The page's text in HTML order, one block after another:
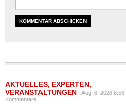
AKTUELLES, EXPERTEN,
VERANSTALTUNGEN - Aug. 6, 2026 8:53
Kommentare